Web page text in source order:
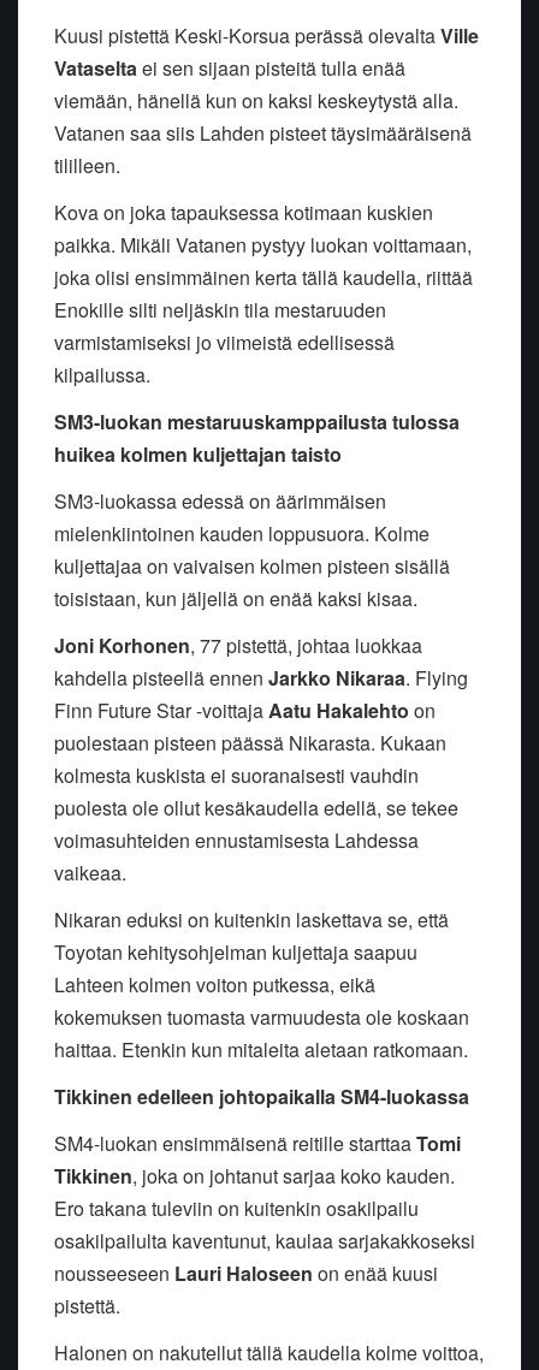
Kuusi pistettä Keski-Korsua perässä olevaltaVille
Vataseltaei sen sijaan pisteitä tulla enää
viemään, hänellä kun on kaksi keskeytystä alla.
Vatanen saa siis Lahden pisteet täysimääräisenä
tililleen.
Kova on joka tapauksessa kotimaan kuskien
paikka. Mikäli Vatanen pystyy luokan voittamaan,
joka olisi ensimmäinen kerta tällä kaudella, riittää
Enokille silti neljäskin tila mestaruuden
varmistamiseksi jo viimeistä edellisessä
kilpailussa.
SM3-luokan mestaruuskamppailusta tulossa
huikea kolmen kuljettajan taisto
SM3-luokassa edessä on äärimmäisen
mielenkiintoinen kauden loppusuora. Kolme
kuljettajaa on vaivaisen kolmen pisteen sisällä
toisistaan, kun jäljellä on enää kaksi kisaa.
Joni Korhonen, 77 pistettä, johtaa luokkaa
kahdella pisteellä ennen Jarkko Nikaraa. Flying
Finn Future Star -voittajaAatu Hakalehto on
puolestaan pisteen päässä Nikarasta. Kukaan
kolmesta kuskista ei suoranaisesti vauhdin
puolesta ole ollut kesäkaudella edellä, se tekee
voimasuhteiden ennustamisesta Lahdessa
vaikeaa.
Nikaran eduksi on kuitenkin laskettava se, että
Toyotan kehitysohjelman kuljettaja saapuu
Lahteen kolmen voiton putkessa, eikä
kokemuksen tuomasta varmuudesta ole koskaan
haittaa. Etenkin kun mitaleita aletaan ratkomaan.
Tikkinen edelleen johtopaikalla SM4-luokassa
SM4-luokan ensimmäisenä reitille starttaaTomi
Tikkinen, joka on johtanut sarjaa koko kauden.
Ero takana tuleviin on kuitenkin osakilpailu
osakilpailulta kaventunut, kaulaa sarjakakkoseksi
nousseeseen Lauri Haloseen on enää kuusi
pistettä.
Halonen on nakutellut tällä kaudella kolme voittoa,